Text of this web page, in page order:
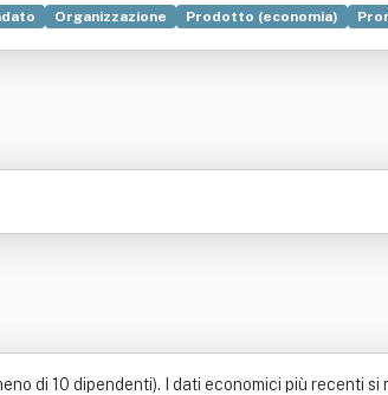
Organizzazione Prodotto (economia)
di 10 dipendenti). I dati economici più recenti